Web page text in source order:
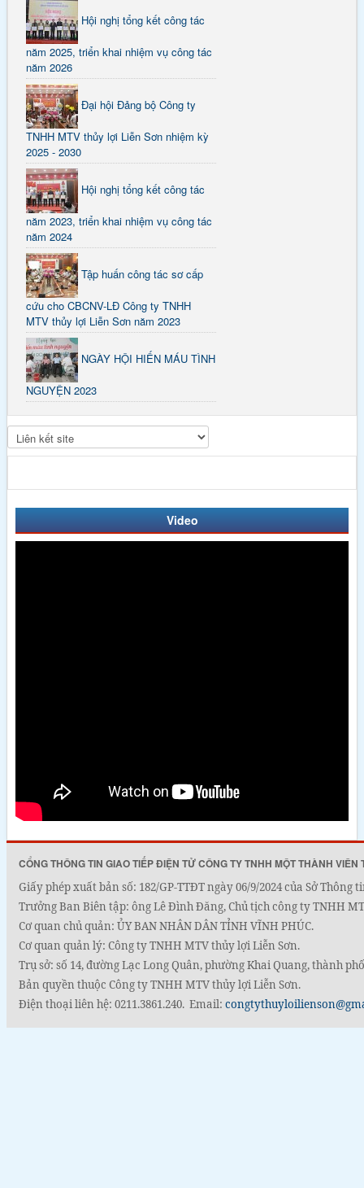
Hội nghị tổng kết công tác
năm 2025, triển khai nhiệm vụ công tác
năm 2026
Đại hội Đảng bộ Công ty
TNHH MTV thủy lợi Liễn Sơn nhiệm kỳ
2025 - 2030
Hội nghị tổng kết công tác
năm 2023, triển khai nhiệm vụ công tác
năm 2024
Tập huấn công tác sơ cấp
cứu cho CBCNV-LĐ Công ty TNHH
MTV thủy lợi Liễn Sơn năm 2023
NGÀY HỘI HIẾN MÁU TÌNH
NGUYỆN 2023
Video
CỔNG THÔNG TIN GIAO TIẾP ĐIỆN TỬ CÔNG TY TNHH MỘT THÀNH VIÊN
Giấy phép xuất bản số: 182/GP-TTĐT ngày 06/9/2024 của Sở
Trưởng Ban Biên tập: ông Lê Đình Đăng, Chủ tịch công ty TNHH
Cơ quan chủ quản: ỦY BAN NHÂN DÂN TỈNH VĨNH PHÚC.
Cơ quan quản lý: Công ty TNHH MTV thủy lợi Liễn Sơn.
Trụ sở: số 14, đường Lạc Long Quân, phường Khai Quang, thành
Bản quyền thuộc Công ty TNHH MTV thủy lợi Liễn Sơn.
Điện thoại liên hệ: 0211.3861.240. Email: